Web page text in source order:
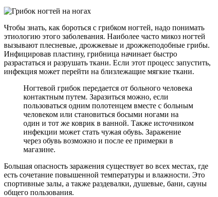
Чтобы знать, как бороться с грибком ногтей, надо понимать
этиологию этого заболевания. Наиболее часто микоз ногтей
вызывают плесневые, дрожжевые и дрожжеподобные грибы.
Инфицировав пластину, грибница начинает быстро
разрастаться и разрушать ткани. Если этот процесс запустить,
инфекция может перейти на близлежащие мягкие ткани.
Ногтевой грибок передается от больного человека
контактным путем. Заразиться можно, если
пользоваться одним полотенцем вместе с больным
человеком или становиться босыми ногами на
один и тот же коврик в ванной. Также источником
инфекции может стать чужая обувь. Заражение
через обувь возможно и после ее примерки в
магазине.
Большая опасность заражения существует во всех местах, где
есть сочетание повышенной температуры и влажности. Это
спортивные залы, а также раздевалки, душевые, бани, сауны
общего пользования.